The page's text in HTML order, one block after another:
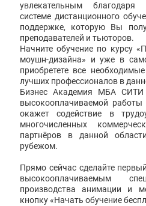
увлекательным благодаря
системе дистанционного
поддержке, которую Вы
преподавателей и тьюторов.
Начните обучение по курсу
моушн-дизайна» и уже в
приобретете все
лучших профессионалов в
Бизнес Академия МБА
высокооплачиваемой работы
окажет содействие в
многочисленных
партнёров в данной
рубежом.
Прямо сейчас сделайте
высокооплачиваемым
производства анимации и
кнопку «Начать обучение